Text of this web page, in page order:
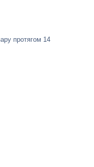
протягом 14